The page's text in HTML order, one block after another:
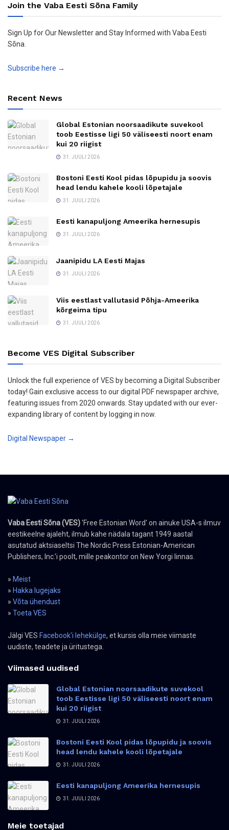
Join the Vaba Eesti Sõna Family
Sign Up for Our Newsletter and Stay Informed with Vaba Eesti
Sõna.
Subscribe here →
Recent News
Global Estonian noorsaadikute suvekool
toob Eestisse ligi 50 väliseesti noort enam
kui 20 riigist
31. JUULI 2026
Bostoni Eesti Kool pidas lõpupidu ja soovis
head lendu kahele kooli lõpetajale
31. JUULI 2026
Eesti kanapuljong Ameerika hernesupis
31. JUULI 2026
Jaanipidu LA Eesti Majas
31. JUULI 2026
Viis eestlast vallutasid Põhja-Ameerika
kõrgeima tipu
31. JUULI 2026
Become VES Digital Subscriber
Unlock the full experience of VES by becoming a Digital Subscriber
today! Gain exclusive access to our digital PDF newspaper archive,
featuring issues from 2020 onwards. Stay updated with our ever-
expanding library of content by logging in now.
Digital Newspaper →
Vaba Eesti Sõna (VES)'Free Estonian Word' on ainuke USA-s ilmuv
eestikeelne ajaleht, ilmub kahe nädala tagant 1949 aastal
asutatud aktsiaseltsi The Nordic Press Estonian-American
Publishers, Inc.’i poolt, mille peakontor on New Yorgi linnas.
» Meist
» Hakka lugejaks
» Võta ühendust
» Toeta VES
Jälgi VES Facebook'i lehekülge, et kursis olla meie viimaste
uudiste, teadete ja üritustega.
Viimased uudised
Global Estonian noorsaadikute suvekool
toob Eestisse ligi 50 väliseesti noort enam
kui 20 riigist
31. JUULI 2026
Bostoni Eesti Kool pidas lõpupidu ja soovis
head lendu kahele kooli lõpetajale
31. JUULI 2026
Eesti kanapuljong Ameerika hernesupis
31. JUULI 2026
Meie toetajad